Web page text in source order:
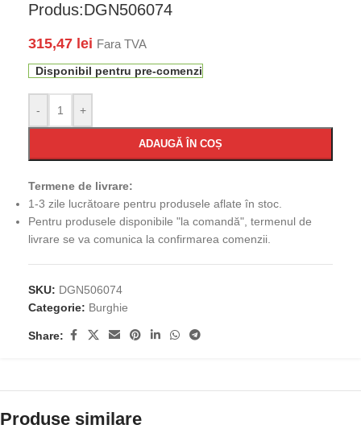
Produs:DGN506074
315,47 lei Fara TVA
Disponibil pentru pre-comenzi
- +
ADAUGĂ ÎN COȘ
Termene de livrare:
1-3 zile lucrătoare pentru produsele aflate în stoc.
Pentru produsele disponibile "la comandă", termenul de
livrare se va comunica la confirmarea comenzii.
SKU: DGN506074
Categorie: Burghie
Share:
Produse similare